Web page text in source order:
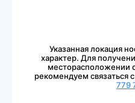
Указанная локация
характер. Для
месторасположении
рекомендуем связаться
779